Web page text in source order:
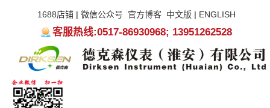
1688店铺| 微信公众号 官方博客 中文版 | ENGLISH
客服热线:0517-86930968; 13951262528